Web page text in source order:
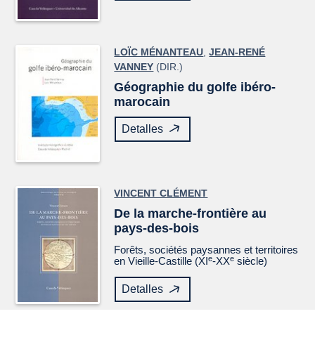
LOÏC MÉNANTEAU ,JEAN-RENÉ
VANNEY (DIR.)
Géographie du golfe ibéro-
marocain
Detalles
VINCENT CLÉMENT
De la marche-frontière au
pays-des-bois
Forêts, sociétés paysannes et territoires
en Vieille-Castille (XIe-XXe siècle)
Detalles